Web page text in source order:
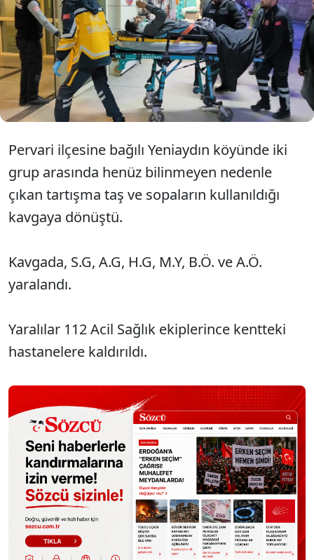
Siirt'in Pervari ilçesinde iki grup
arasında çıkan kavgada 6 kişi
yaralandı.
Pervari ilçesine bağılı Yeniaydın köyünde iki
grup arasında henüz bilinmeyen nedenle
çıkan tartışma taş ve sopaların kullanıldığı
kavgaya dönüştü.
Kavgada, S.G, A.G, H.G, M.Y, B.Ö. ve A.Ö.
yaralandı.
Yaralılar 112 Acil Sağlık ekiplerince kentteki
hastanelere kaldırıldı.